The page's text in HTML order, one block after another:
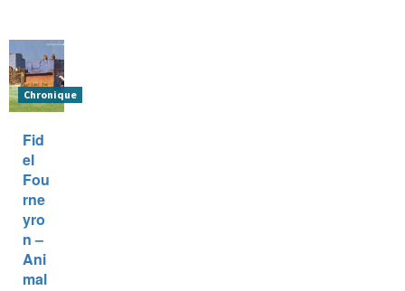
Chronique
Fid
el
Fou
rne
yro
n –
Ani
mal